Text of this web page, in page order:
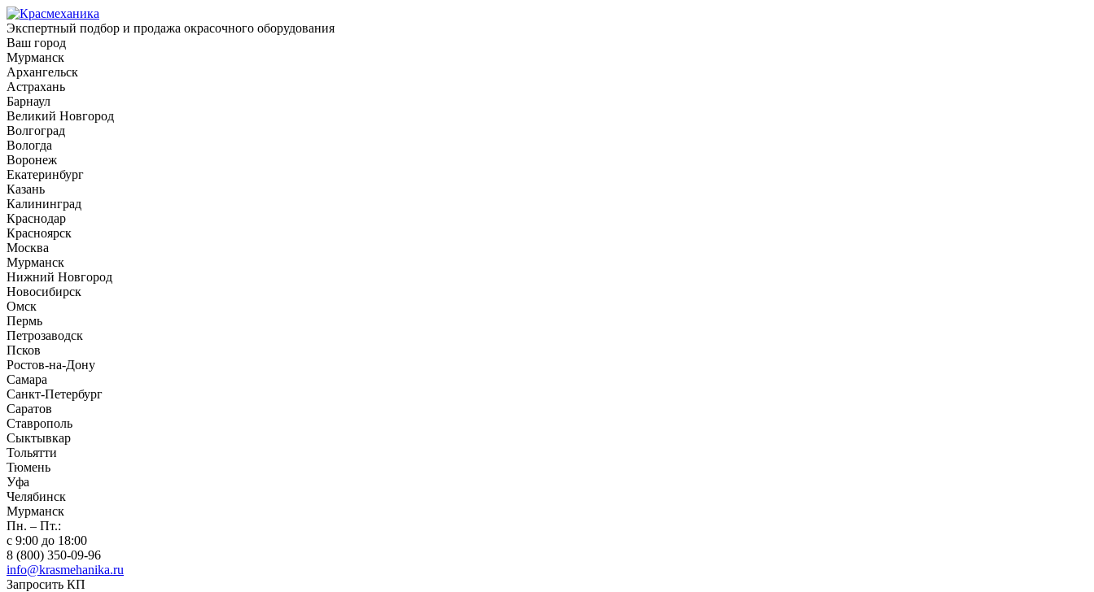
Экспертный подбор и продажа окрасочного оборудования
Ваш город
Мурманск
Архангельск
Астрахань
Барнаул
Великий Новгород
Волгоград
Вологда
Воронеж
Екатеринбург
Казань
Калининград
Краснодар
Красноярск
Москва
Мурманск
Нижний Новгород
Новосибирск
Омск
Пермь
Петрозаводск
Псков
Ростов-на-Дону
Самара
Санкт-Петербург
Саратов
Ставрополь
Сыктывкар
Тольятти
Тюмень
Уфа
Челябинск
Мурманск
Пн. – Пт.:
с 9:00 до 18:00
8 (800) 350-09-96
info@krasmehanika.ru
Запросить КП